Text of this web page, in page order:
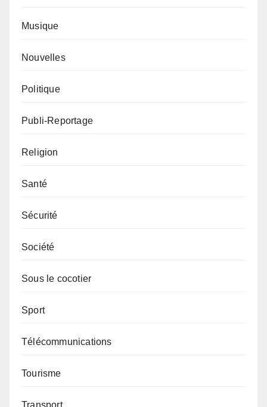
Musique
Nouvelles
Politique
Publi-Reportage
Religion
Santé
Sécurité
Société
Sous le cocotier
Sport
Télécommunications
Tourisme
Transport